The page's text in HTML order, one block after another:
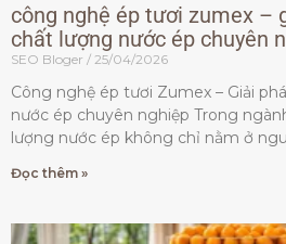
công nghệ ép tươi zumex –
chất lượng nước ép chuyên
SEO Bloger 25/04/2026
Công nghệ ép tươi Zumex – Giải
nước ép chuyên nghiệp Trong
lượng nước ép không chỉ nằm ở
Đọc thêm »